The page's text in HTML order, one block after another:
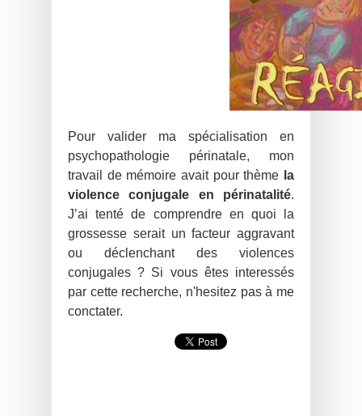
Pour valider ma spécialisation en
psychopathologie périnatale, mon
travail de mémoire avait pour thème la
violence conjugale en périnatalité.
J’ai tenté de comprendre en quoi la
grossesse serait un facteur aggravant
ou déclenchant des violences
conjugales ? Si vous êtes interessés
par cette recherche, n'hesitez pas à me
conctater.